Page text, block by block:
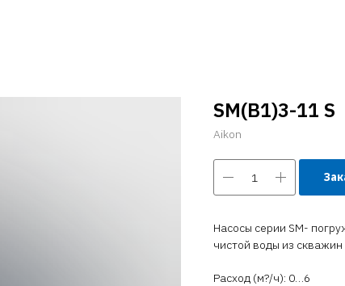
SM(B1)3-11 S
Aikon
Насосы серии SM-
чистой воды из
Расход (м?/ч): 0…6